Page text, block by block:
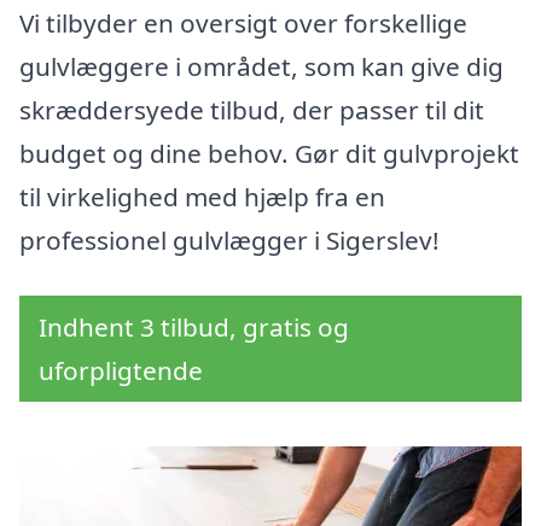
Vi tilbyder en oversigt over forskellige
gulvlæggere i området, som kan give dig
skræddersyede tilbud, der passer til dit
budget og dine behov. Gør dit gulvprojekt
til virkelighed med hjælp fra en
professionel gulvlægger i Sigerslev!
Indhent 3 tilbud, gratis og
uforpligtende